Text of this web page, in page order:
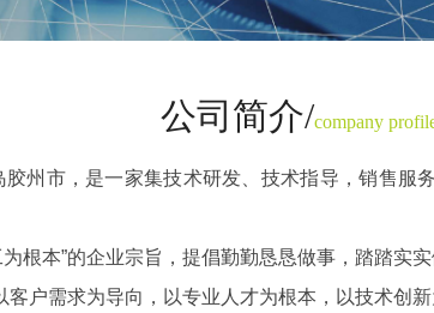
公司简介/company
市，是一家集技术研发、技术指导，销售服
本”的企业宗旨，提倡勤勤恳恳做事，踏踏实
客户需求为导向，以专业人才为根本，以技术创